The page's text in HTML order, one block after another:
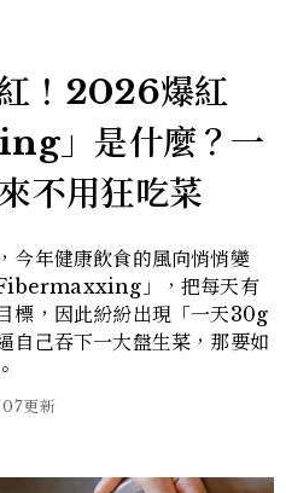
！2026爆紅
」是什麼？一
不用狂吃菜
今年健康飲食的風向悄悄變
Fibermaxxing」，把每天有
標，因此紛紛出現「一天30g
自己吞下一大盤生菜，那要如
更新